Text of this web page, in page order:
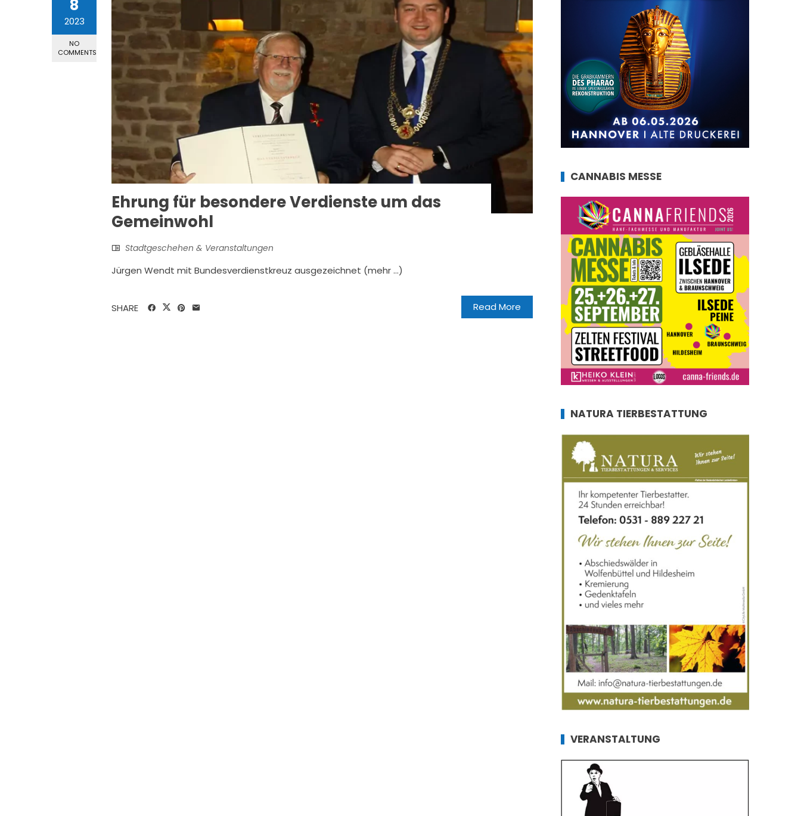
8
2023
NO
COMMENTS
Ehrung für besondere Verdienste um das
Gemeinwohl
Stadtgeschehen & Veranstaltungen
Jürgen Wendt mit Bundesverdienstkreuz ausgezeichnet (mehr …)
Read More
SHARE
CANNABIS MESSE
NATURA TIERBESTATTUNG
VERANSTALTUNG